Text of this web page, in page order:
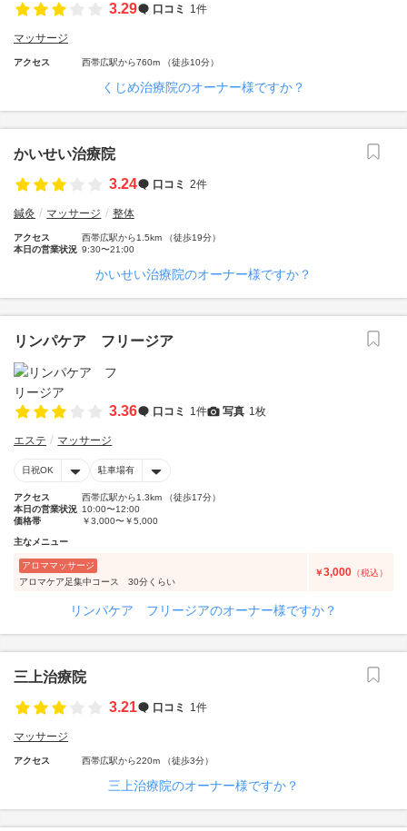
3.29
口コミ 1件
マッサージ
アクセス 西帯広駅から760m （徒歩10分）
くじめ治療院のオーナー様ですか？
かいせい治療院
3.24
口コミ 2件
鍼灸 マッサージ 整体
アクセス
西帯広駅から1.5km （徒歩19分）
本日の営業状況 9:30〜21:00
かいせい治療院のオーナー様ですか？
リンパケア フリージア
3.36 口コミ 1件 写真 1枚
エステ マッサージ
日祝OK 駐車場有
アクセス
西帯広駅から1.3km （徒歩17分）
本日の営業状況 10:00〜12:00
価格帯
￥3,000〜￥5,000
主なメニュー
アロママッサージ
アロマケア足集中コース 30分くらい
￥3,000 （税込）
リンパケア フリージアのオーナー様ですか？
三上治療院
3.21
口コミ 1件
マッサージ
アクセス 西帯広駅から220m （徒歩3分）
三上治療院のオーナー様ですか？